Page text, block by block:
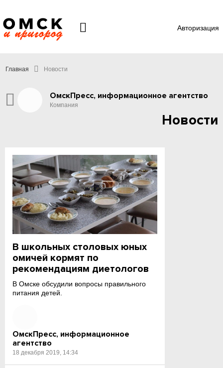
Авторизация
Главная Новости
ОмскПресс, информационное агентство
Компания
Новости
В школьных столовых юных
омичей кормят по
рекомендациям диетологов
В Омске обсудили вопросы правильного
питания детей.
ОмскПресс, информационное
агентство
18 декабря 2019, 14:34